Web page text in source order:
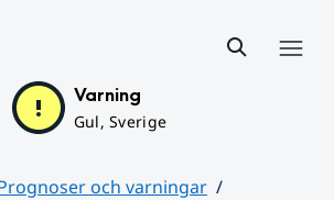
Varning
Gul, Sverige
och varningar